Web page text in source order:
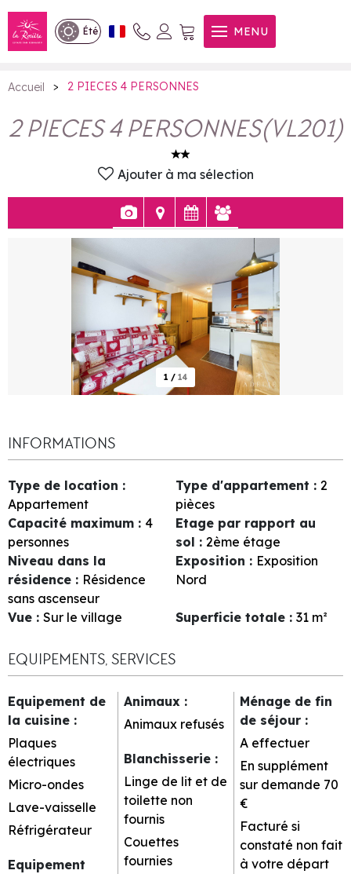
Été MENU
2 PIECES 4 PERSONNES
Accueil > 2 PIECES 4 PERSONNES
2 PIECES 4 PERSONNES(VL201)
Ajouter à ma sélection
1 / 14
INFORMATIONS
Type de location :
Appartement
Type d'appartement : 2
pièces
Capacité maximum : 4
personnes
Etage par rapport au
sol : 2ème étage
Niveau dans la
résidence : Résidence
sans ascenseur
Exposition : Exposition
Nord
Vue : Sur le village Superficie totale : 31 m²
EQUIPEMENTS, SERVICES
Equipement de
la cuisine :
Plaques
électriques
Micro-ondes
Lave-vaisselle
Réfrigérateur
Equipement
Animaux :
Animaux refusés
Blanchisserie :
Linge de lit et de
toilette non
fournis
Couettes
fournies
Ménage de fin
de séjour :
A effectuer
En supplément
sur demande 70
€
Facturé si
constaté non fait
à votre départ